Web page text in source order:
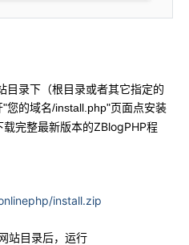
录下（根目录或者其它指定的
"您的域名/install.php"页面点安装
完整最新版本的ZBlogPHP程
install.zip
站目录后，运行